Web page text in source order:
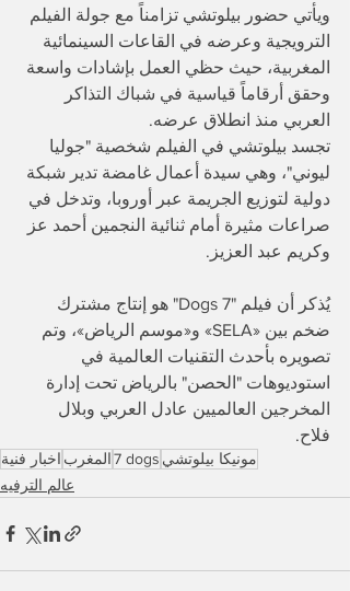
​ويأتي حضور بيلوتشي تزامناً مع جولة الفيلم
الترويجية وعرضه في القاعات السينمائية
المغربية، حيث حظي العمل بإشادات واسعة
وحقق أرقاماً قياسية في شباك التذاكر
العربي منذ انطلاق عرضه.
​تجسد بيلوتشي في الفيلم شخصية "جوليا
ليوني"، وهي سيدة أعمال غامضة تدير شبكة
دولية لتوزيع الجريمة عبر أوروبا، وتدخل في
صراعات مثيرة أمام ثنائية النجمين أحمد عز
وكريم عبد العزيز.
​يُذكر أن فيلم "7 Dogs" هو إنتاج مشترك
ضخم بين «SELA» و«موسم الرياض»، وتم
تصويره بأحدث التقنيات العالمية في
استوديوهات "الحصن" بالرياض تحت إدارة
المخرجين العالميين عادل العربي وبلال
فلاح.
اخبار فنية المغرب7 dogs مونيكا بيلوتشي
عالم الترفيه